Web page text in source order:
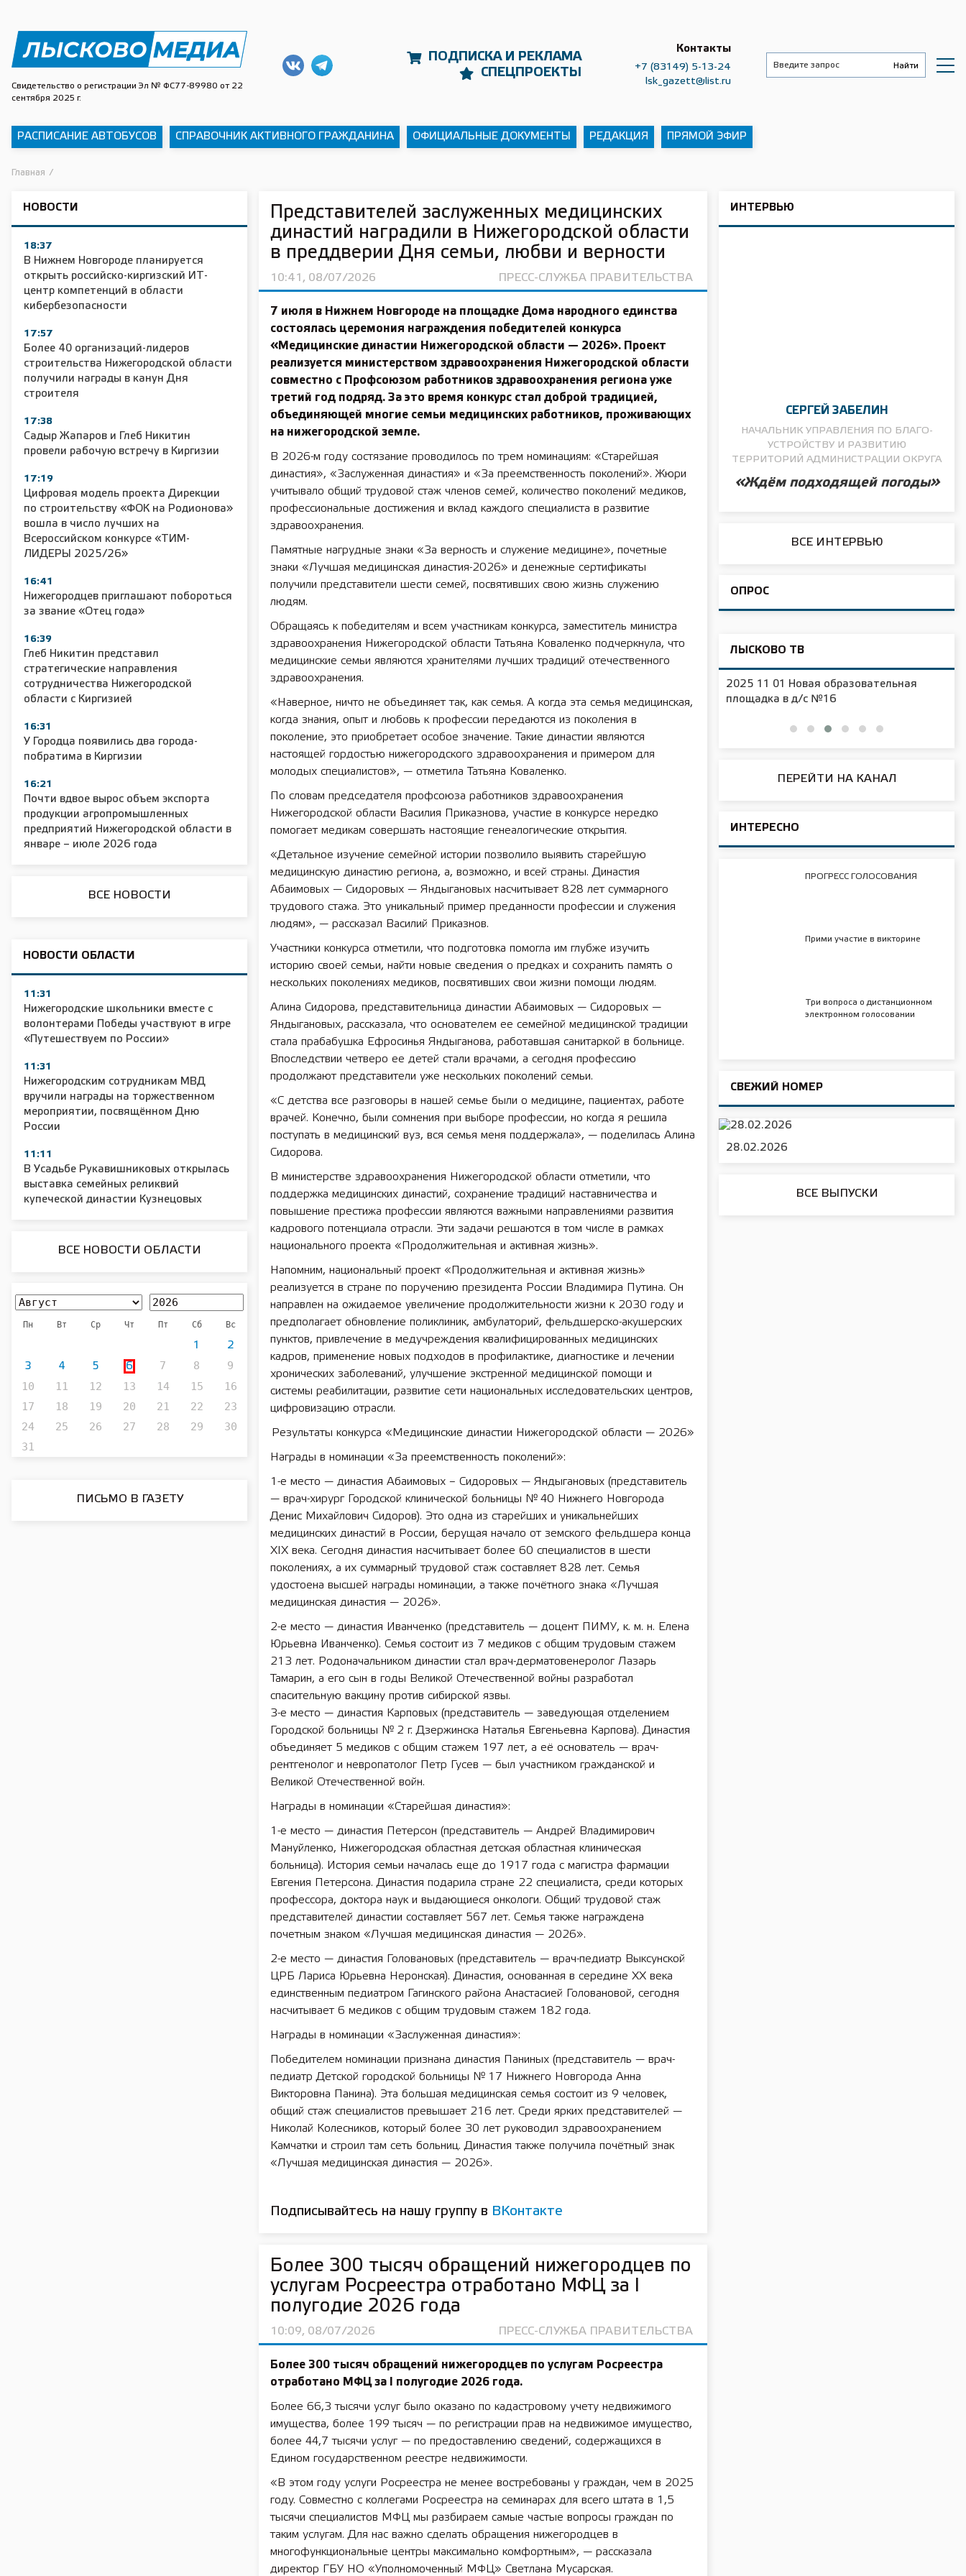
Свидетельство о регистрации Эл № ФС77-89980 от 22
сентября 2025 г.
ПОДПИСКА И РЕКЛАМА
СПЕЦПРОЕКТЫ
Контакты
+7 (83149) 5-13-24
lsk_gazett@list.ru
РАСПИСАНИЕ АВТОБУСОВ СПРАВОЧНИК АКТИВНОГО ГРАЖДАНИНА ОФИЦИАЛЬНЫЕ ДОКУМЕНТЫ РЕДАКЦИЯ ПРЯМОЙ ЭФИР
Главная /
НОВОСТИ
18:37
В Нижнем Новгороде планируется
открыть российско-киргизский ИТ-
центр компетенций в области
кибербезопасности
17:57
Более 40 организаций-лидеров
строительства Нижегородской области
получили награды в канун Дня
строителя
17:38
Садыр Жапаров и Глеб Никитин
провели рабочую встречу в Киргизии
17:19
Цифровая модель проекта Дирекции
по строительству «ФОК на Родионова»
вошла в число лучших на
Всероссийском конкурсе «ТИМ-
ЛИДЕРЫ 2025/26»
16:41
Нижегородцев приглашают побороться
за звание «Отец года»
16:39
Глеб Никитин представил
стратегические направления
сотрудничества Нижегородской
области с Киргизией
16:31
У Городца появились два города-
побратима в Киргизии
16:21
Почти вдвое вырос объем экспорта
продукции агропромышленных
предприятий Нижегородской области в
январе – июле 2026 года
ВСЕ НОВОСТИ
НОВОСТИ ОБЛАСТИ
11:31
Нижегородские школьники вместе с
волонтерами Победы участвуют в игре
«Путешествуем по России»
11:31
Нижегородским сотрудникам МВД
вручили награды на торжественном
мероприятии, посвящённом Дню
России
11:11
В Усадьбе Рукавишниковых открылась
выставка семейных реликвий
купеческой династии Кузнецовых
ВСЕ НОВОСТИ ОБЛАСТИ
Пн Вт Ср Чт Пт Сб Вс
1 2
3 4 5 6 7 8
9
10
11 12 13 14 15
16
17
18 19 20 21 22
23
24
25 26 27 28 29
30
31
ПИСЬМО В ГАЗЕТУ
Представителей заслуженных медицинских
династий наградили в Нижегородской области
в преддверии Дня семьи, любви и верности
10:41, 08/07/2026 ПРЕСС-СЛУЖБА ПРАВИТЕЛЬСТВА
7 июля в Нижнем Новгороде на площадке Дома народного единства
состоялась церемония награждения победителей конкурса
«Медицинские династии Нижегородской области — 2026». Проект
реализуется министерством здравоохранения Нижегородской области
совместно с Профсоюзом работников здравоохранения региона уже
третий год подряд. За это время конкурс стал доброй традицией,
объединяющей многие семьи медицинских работников, проживающих
на нижегородской земле.
В 2026-м году состязание проводилось по трем номинациям: «Старейшая
династия», «Заслуженная династия» и «За преемственность поколений». Жюри
учитывало общий трудовой стаж членов семей, количество поколений медиков,
профессиональные достижения и вклад каждого специалиста в развитие
здравоохранения.
Памятные нагрудные знаки «За верность и служение медицине», почетные
знаки «Лучшая медицинская династия-2026» и денежные сертификаты
получили представители шести семей, посвятивших свою жизнь служению
людям.
Обращаясь к победителям и всем участникам конкурса, заместитель министра
здравоохранения Нижегородской области Татьяна Коваленко подчеркнула, что
медицинские семьи являются хранителями лучших традиций отечественного
здравоохранения.
«Наверное, ничто не объединяет так, как семья. А когда эта семья медицинская,
когда знания, опыт и любовь к профессии передаются из поколения в
поколение, это приобретает особое значение. Такие династии являются
настоящей гордостью нижегородского здравоохранения и примером для
молодых специалистов», — отметила Татьяна Коваленко.
По словам председателя профсоюза работников здравоохранения
Нижегородской области Василия Приказнова, участие в конкурсе нередко
помогает медикам совершать настоящие генеалогические открытия.
«Детальное изучение семейной истории позволило выявить старейшую
медицинскую династию региона, а, возможно, и всей страны. Династия
Абаимовых — Сидоровых — Яндыгановых насчитывает 828 лет суммарного
трудового стажа. Это уникальный пример преданности профессии и служения
людям», — рассказал Василий Приказнов.
Участники конкурса отметили, что подготовка помогла им глубже изучить
историю своей семьи, найти новые сведения о предках и сохранить память о
нескольких поколениях медиков, посвятивших свои жизни помощи людям.
Алина Сидорова, представительница династии Абаимовых — Сидоровых —
Яндыгановых, рассказала, что основателем ее семейной медицинской традиции
стала прабабушка Ефросинья Яндыганова, работавшая санитаркой в больнице.
Впоследствии четверо ее детей стали врачами, а сегодня профессию
продолжают представители уже нескольких поколений семьи.
«С детства все разговоры в нашей семье были о медицине, пациентах, работе
врачей. Конечно, были сомнения при выборе профессии, но когда я решила
поступать в медицинский вуз, вся семья меня поддержала», — поделилась Алина
Сидорова.
В министерстве здравоохранения Нижегородской области отметили, что
поддержка медицинских династий, сохранение традиций наставничества и
повышение престижа профессии являются важными направлениями развития
кадрового потенциала отрасли. Эти задачи решаются в том числе в рамках
национального проекта «Продолжительная и активная жизнь».
Напомним, национальный проект «Продолжительная и активная жизнь»
реализуется в стране по поручению президента России Владимира Путина. Он
направлен на ожидаемое увеличение продолжительности жизни к 2030 году и
предполагает обновление поликлиник, амбулаторий, фельдшерско-акушерских
пунктов, привлечение в медучреждения квалифицированных медицинских
кадров, применение новых подходов в профилактике, диагностике и лечении
хронических заболеваний, улучшение экстренной медицинской помощи и
системы реабилитации, развитие сети национальных исследовательских центров,
цифровизацию отрасли.
Результаты конкурса «Медицинские династии Нижегородской области — 2026»
Награды в номинации «За преемственность поколений»:
1-е место — династия Абаимовых – Сидоровых — Яндыгановых (представитель
— врач-хирург Городской клинической больницы № 40 Нижнего Новгорода
Денис Михайлович Сидоров). Это одна из старейших и уникальнейших
медицинских династий в России, берущая начало от земского фельдшера конца
XIX века. Сегодня династия насчитывает более 60 специалистов в шести
поколениях, а их суммарный трудовой стаж составляет 828 лет. Семья
удостоена высшей награды номинации, а также почётного знака «Лучшая
медицинская династия — 2026».
2-е место — династия Иванченко (представитель — доцент ПИМУ, к. м. н. Елена
Юрьевна Иванченко). Семья состоит из 7 медиков с общим трудовым стажем
213 лет. Родоначальником династии стал врач-дерматовенеролог Лазарь
Тамарин, а его сын в годы Великой Отечественной войны разработал
спасительную вакцину против сибирской язвы.
3-е место — династия Карповых (представитель — заведующая отделением
Городской больницы № 2 г. Дзержинска Наталья Евгеньевна Карпова). Династия
объединяет 5 медиков с общим стажем 197 лет, а её основатель — врач-
рентгенолог и невропатолог Петр Гусев — был участником гражданской и
Великой Отечественной войн.
Награды в номинации «Старейшая династия»:
1-е место — династия Петерсон (представитель — Андрей Владимирович
Мануйленко, Нижегородская областная детская областная клиническая
больница). История семьи началась еще до 1917 года с магистра фармации
Евгения Петерсона. Династия подарила стране 22 специалиста, среди которых
профессора, доктора наук и выдающиеся онкологи. Общий трудовой стаж
представителей династии составляет 567 лет. Семья также награждена
почетным знаком «Лучшая медицинская династия — 2026».
2-е место — династия Головановых (представитель — врач-педиатр Выксунской
ЦРБ Лариса Юрьевна Неронская). Династия, основанная в середине XX века
единственным педиатром Гагинского района Анастасией Головановой, сегодня
насчитывает 6 медиков с общим трудовым стажем 182 года.
Награды в номинации «Заслуженная династия»:
Победителем номинации признана династия Паниных (представитель — врач-
педиатр Детской городской больницы № 17 Нижнего Новгорода Анна
Викторовна Панина). Эта большая медицинская семья состоит из 9 человек,
общий стаж специалистов превышает 216 лет. Среди ярких представителей —
Николай Колесников, который более 30 лет руководил здравоохранением
Камчатки и строил там сеть больниц. Династия также получила почётный знак
«Лучшая медицинская династия — 2026».
Подписывайтесь на нашу группу в ВКонтакте
Более 300 тысяч обращений нижегородцев по
услугам Росреестра отработано МФЦ за I
полугодие 2026 года
10:09, 08/07/2026 ПРЕСС-СЛУЖБА ПРАВИТЕЛЬСТВА
Более 300 тысяч обращений нижегородцев по услугам Росреестра
отработано МФЦ за I полугодие 2026 года.
Более 66,3 тысячи услуг было оказано по кадастровому учету недвижимого
имущества, более 199 тысяч — по регистрации прав на недвижимое имущество,
более 44,7 тысячи услуг — по предоставлению сведений, содержащихся в
Едином государственном реестре недвижимости.
«В этом году услуги Росреестра не менее востребованы у граждан, чем в 2025
году. Совместно с коллегами Росреестра на семинарах для всего штата в 1,5
тысячи специалистов МФЦ мы разбираем самые частые вопросы граждан по
таким услугам. Для нас важно сделать обращения нижегородцев в
многофункциональные центры максимально комфортным», — рассказала
директор ГБУ НО «Уполномоченный МФЦ» Светлана Мусарская.
ИНТЕРВЬЮ
СЕРГЕЙ ЗАБЕЛИН
НАЧАЛЬНИК УПРАВЛЕНИЯ ПО БЛАГО­
УСТРОЙСТВУ И РАЗВИТИЮ
ТЕРРИТОРИЙ АДМИНИСТРАЦИИ ОКРУГА
«Ждём подходящей погоды»
ВСЕ ИНТЕРВЬЮ
ОПРОС
ЛЫСКОВО ТВ
11 01 Сельское хозяйство 2025 2025 11 01 55 лет СОШ №2
сельскохозяйственного назначения
2025 11 01 Новая образовательная
площадка в д/с №16
ПЕРЕЙТИ НА КАНАЛ
ИНТЕРЕСНО
ПРОГРЕСС ГОЛОСОВАНИЯ
Прими участие в викторине
Три вопроса о дистанционном
электронном голосовании
СВЕЖИЙ НОМЕР
28.02.2026
ВСЕ ВЫПУСКИ